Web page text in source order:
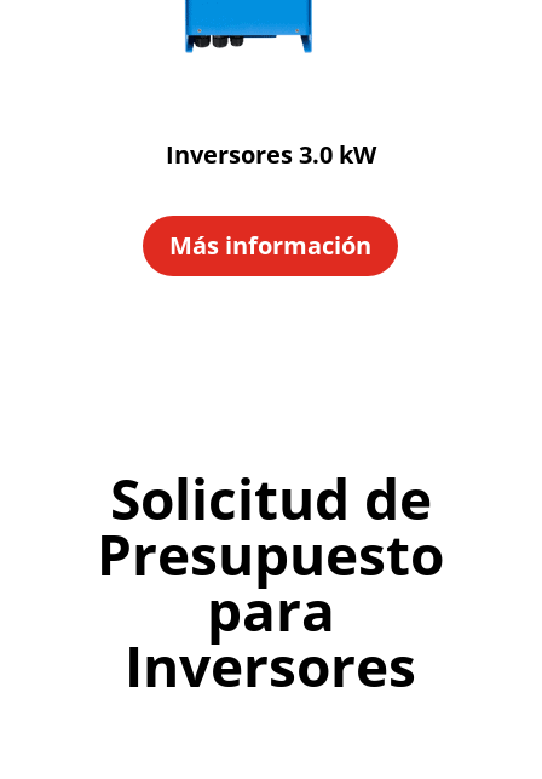
Inversores 3.0 kW
Más información
Solicitud de
Presupuesto
para
Inversores